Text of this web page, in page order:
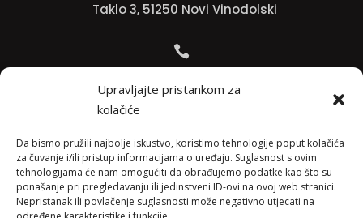
Upravljajte pristankom za
kolačiće
Da bismo pružili najbolje iskustvo, koristimo tehnologije poput kolačića
za čuvanje i/ili pristup informacijama o uređaju. Suglasnost s ovim
tehnologijama će nam omogućiti da obrađujemo podatke kao što su
ponašanje pri pregledavanju ili jedinstveni ID-ovi na ovoj web stranici.
Nepristanak ili povlačenje suglasnosti može negativno utjecati na
Taklo 3, 51250 Novi Vinodolski

Jadranko +385 91 501 4218

info@vinopedia.hr